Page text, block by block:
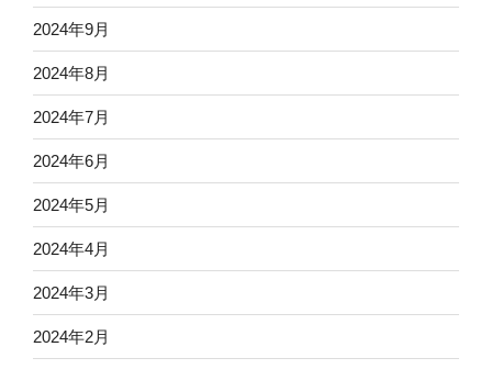
2024年9月
2024年8月
2024年7月
2024年6月
2024年5月
2024年4月
2024年3月
2024年2月